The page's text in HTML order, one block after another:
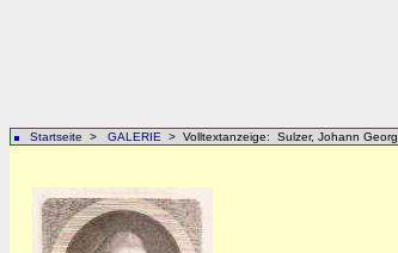
Startseite > GALERIE > Volltextanzeige: Sulzer, Johann Georg